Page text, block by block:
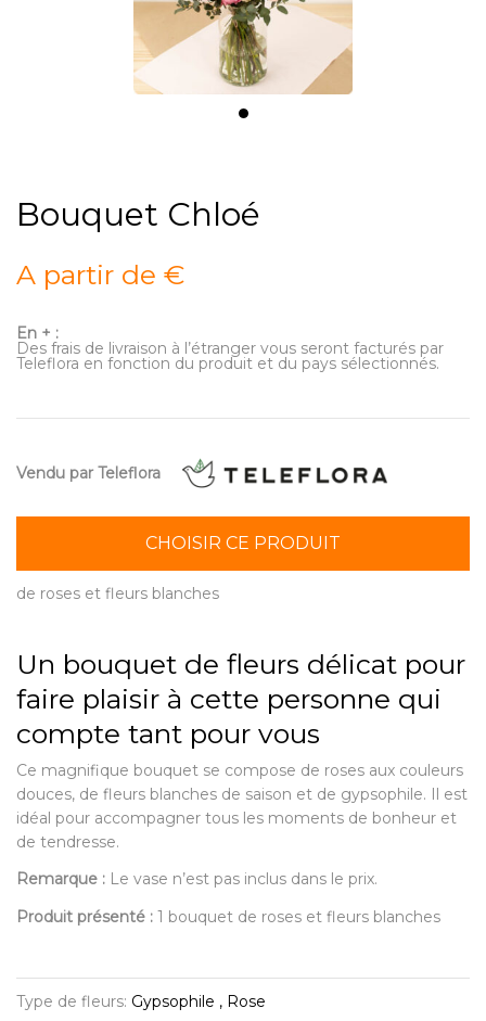
Bouquet Chloé
A partir de €
En + :
Des frais de livraison à l’étranger vous seront facturés par
Teleflora en fonction du produit et du pays sélectionnés.
Vendu par Teleflora
CHOISIR CE PRODUIT
de roses et fleurs blanches
Un bouquet de fleurs délicat pour
faire plaisir à cette personne qui
compte tant pour vous
Ce magnifique bouquet se compose de roses aux couleurs
douces, de fleurs blanches de saison et de gypsophile. Il est
idéal pour accompagner tous les moments de bonheur et
de tendresse.
Remarque : Le vase n’est pas inclus dans le prix.
Produit présenté : 1 bouquet de roses et fleurs blanches
Type de fleurs: Gypsophile , Rose